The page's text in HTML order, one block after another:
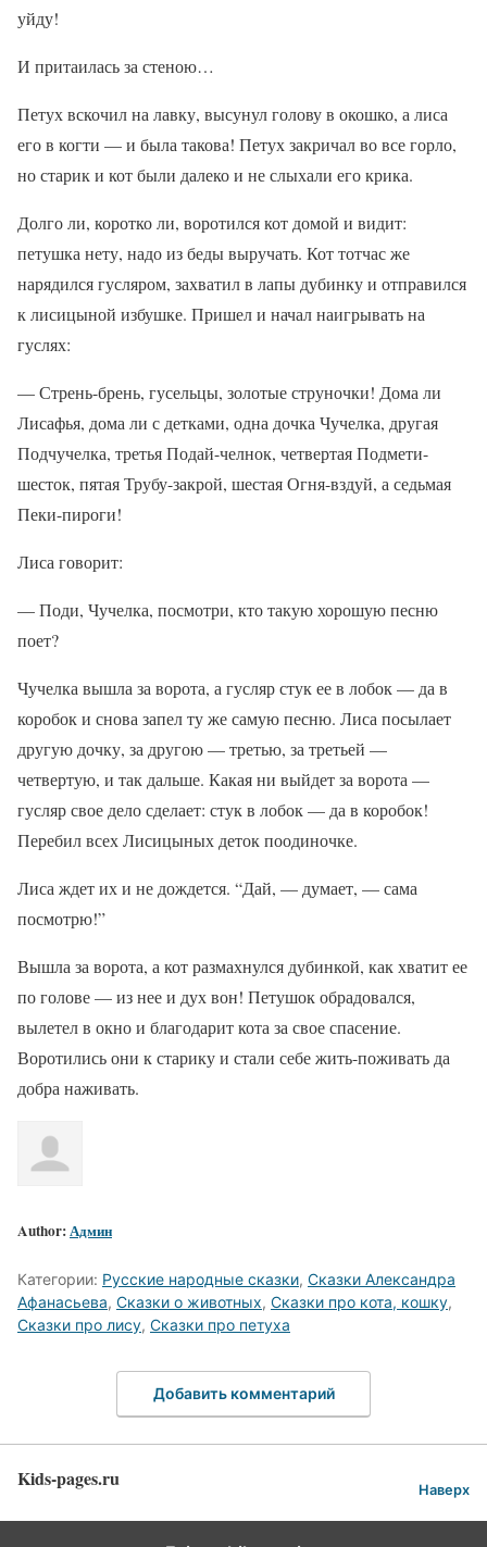
уйду!
И притаилась за стеною…
Петух вскочил на лавку, высунул голову в окошко, а лиса
его в когти — и была такова! Петух закричал во все горло,
но старик и кот были далеко и не слыхали его крика.
Долго ли, коротко ли, воротился кот домой и видит:
петушка нету, надо из беды выручать. Кот тотчас же
нарядился гусляром, захватил в лапы дубинку и отправился
к лисицыной избушке. Пришел и начал наигрывать на
гуслях:
— Стрень-брень, гусельцы, золотые струночки! Дома ли
Лисафья, дома ли с детками, одна дочка Чучелка, другая
Подчучелка, третья Подай-челнок, четвертая Подмети-
шесток, пятая Трубу-закрой, шестая Огня-вздуй, а седьмая
Пеки-пироги!
Лиса говорит:
— Поди, Чучелка, посмотри, кто такую хорошую песню
поет?
Чучелка вышла за ворота, а гусляр стук ее в лобок — да в
коробок и снова запел ту же самую песню. Лиса посылает
другую дочку, за другою — третью, за третьей —
четвертую, и так дальше. Какая ни выйдет за ворота —
гусляр свое дело сделает: стук в лобок — да в коробок!
Перебил всех Лисицыных деток поодиночке.
Лиса ждет их и не дождется. “Дай, — думает, — сама
посмотрю!”
Вышла за ворота, а кот размахнулся дубинкой, как хватит ее
по голове — из нее и дух вон! Петушок обрадовался,
вылетел в окно и благодарит кота за свое спасение.
Воротились они к старику и стали себе жить-поживать да
добра наживать.
Author:Админ
Категории: Русские народные сказки, Сказки Александра
Афанасьева, Сказки о животных, Сказки про кота, кошку,
Сказки про лису, Сказки про петуха
Добавить комментарий
Kids-pages.ru Наверх